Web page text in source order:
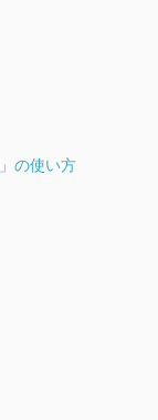
の使い方